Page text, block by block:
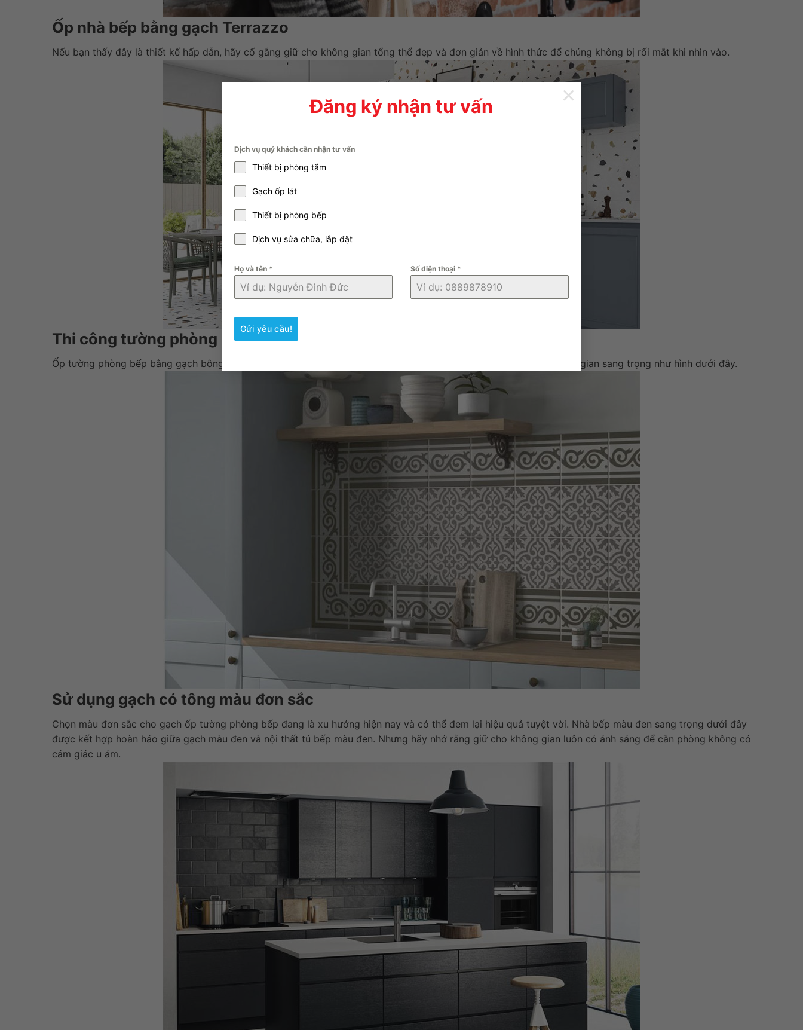
Đăng ký nhận tư vấn
Dịch vụ quý khách cần nhận tư vấn
Thiết bị phòng tắm
Gạch ốp lát
Thiết bị phòng bếp
Dịch vụ sửa chữa, lắp đặt
Họ và tên * Số điện thoại *
Gửi yêu cầu!
×
Ốp nhà bếp bằng gạch Terrazzo
Nếu bạn thấy đây là thiết kế hấp dẫn, hãy cố gắng giữ cho không gian tổng thể đẹp và đơn giản về hình thức để chúng không bị rối mắt khi nhìn vào.
Thi công tường phòng bếp bằng gạch bông
Ốp tường phòng bếp bằng gạch bông và bông viền, kết hợp tông màu xám đậm làm chủ đạo sẽ tạo nên một không gian sang trọng như hình dưới đây.
Sử dụng gạch có tông màu đơn sắc
Chọn màu đơn sắc cho gạch ốp tường phòng bếp đang là xu hướng hiện nay và có thể đem lại hiệu quả tuyệt vời. Nhà bếp màu đen sang trọng dưới đây
được kết hợp hoàn hảo giữa gạch màu đen và nội thất tủ bếp màu đen. Nhưng hãy nhớ rằng giữ cho không gian luôn có ánh sáng để căn phòng không có
cảm giác u ám.